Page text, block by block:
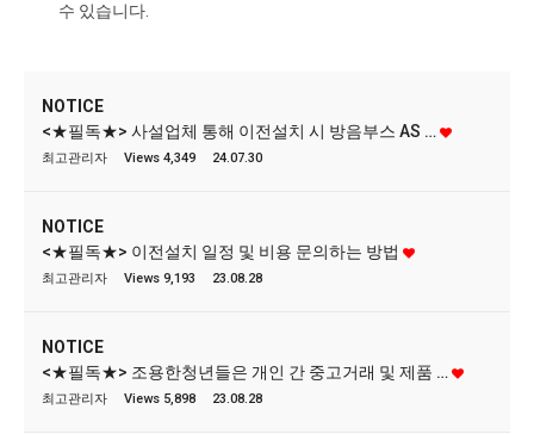
수 있습니다.
NOTICE
<★필독★> 사설업체 통해 이전설치 시 방음부스 AS …
최고관리자 Views 4,349 24.07.30
NOTICE
<★필독★> 이전설치 일정 및 비용 문의하는 방법
최고관리자 Views 9,193 23.08.28
NOTICE
<★필독★> 조용한청년들은 개인 간 중고거래 및 제품 …
최고관리자 Views 5,898 23.08.28